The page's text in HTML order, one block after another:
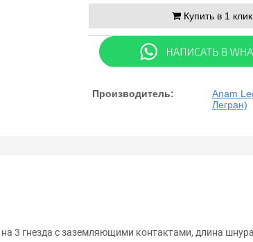
Купить в 1 клик
Производитель:
Anam
Легран)
3 гнезда с заземляющими контактами, длина